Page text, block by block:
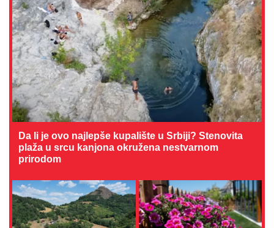
Da li je ovo najlepše kupalište u Srbiji? Stenovita
plaža u srcu kanjona okružena nestvarnom
prirodom